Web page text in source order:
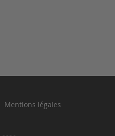
Mentions légales